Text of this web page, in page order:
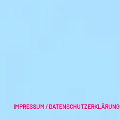
IMPRESSUM / DATENSCHUTZERKLÄRUNG